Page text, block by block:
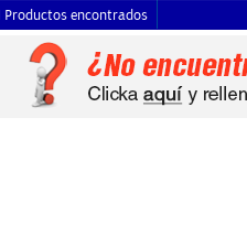
Productos encontrados